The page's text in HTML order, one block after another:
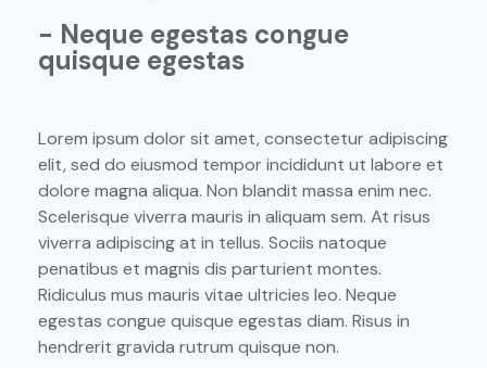
- Neque egestas congue
quisque egestas
Lorem ipsum dolor sit amet, consectetur adipiscing
elit, sed do eiusmod tempor incididunt ut labore et
dolore magna aliqua. Non blandit massa enim nec.
Scelerisque viverra mauris in aliquam sem. At risus
viverra adipiscing at in tellus. Sociis natoque
penatibus et magnis dis parturient montes.
Ridiculus mus mauris vitae ultricies leo. Neque
egestas congue quisque egestas diam. Risus in
hendrerit gravida rutrum quisque non.